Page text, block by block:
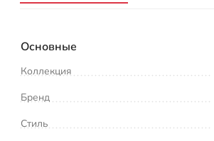
Основные
Коллекция
Бренд
Стиль